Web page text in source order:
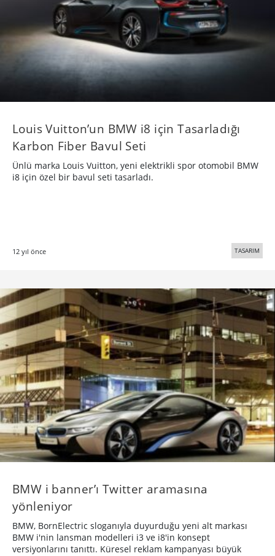
Louis Vuitton’un BMW i8 için Tasarladığı
Karbon Fiber Bavul Seti
Ünlü marka Louis Vuitton, yeni elektrikli spor otomobil BMW
i8 için özel bir bavul seti tasarladı.
12 yıl önce TASARIM
BMW i banner’ı Twitter aramasına
yönleniyor
BMW, BornElectric sloganıyla duyurduğu yeni alt markası
BMW i'nin lansman modelleri i3 ve i8′in konsept
versiyonlarını tanıttı. Küresel reklam kampanyası büyük